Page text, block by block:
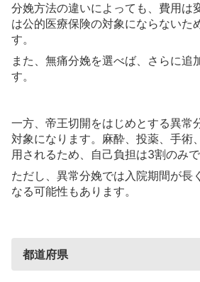
分娩方法の違いによっても、費用は
は公的医療保険の対象にならないた
す。
また、無痛分娩を選べば、さらに追
す。
一方、帝王切開をはじめとする異常
対象になります。麻酔、投薬、手術
用されるため、自己負担は3割のみで
ただし、異常分娩では入院期間が長
なる可能性もあります。
都道府県